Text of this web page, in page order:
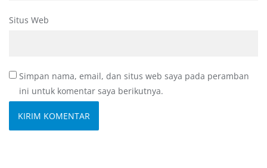
Situs Web
Simpan nama, email, dan situs web saya pada peramban
ini untuk komentar saya berikutnya.